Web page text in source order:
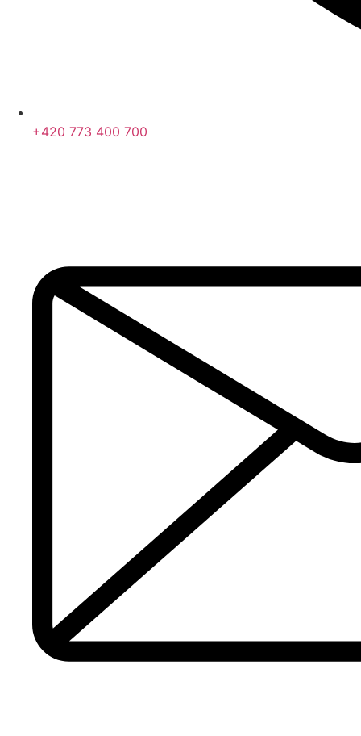
+420 773 400 700